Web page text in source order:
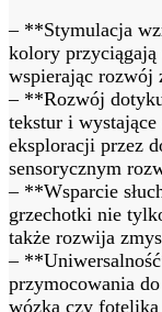
– **Stymulacja
kolory przyciągają
wspierając rozwój
– **Rozwój
tekstur i wystające
eksploracji przez
sensorycznym
– **Wsparcie
grzechotki nie
także rozwija
–
przymocowania do
wózka czy fotelika